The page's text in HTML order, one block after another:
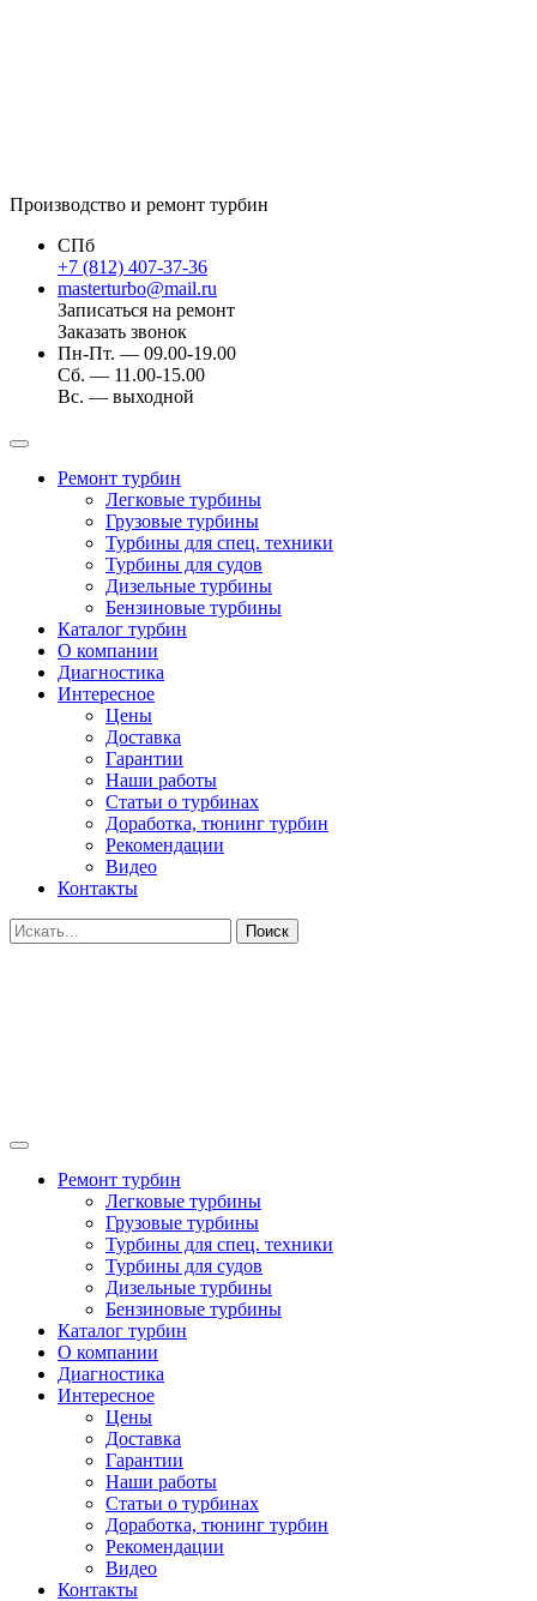
Производство и ремонт турбин
СПб
+7 (812) 407-37-36
masterturbo@mail.ru
Записаться на ремонт
Заказать звонок
Пн-Пт. — 09.00-19.00
Сб. — 11.00-15.00
Вс. — выходной
Ремонт турбин
Легковые турбины
Грузовые турбины
Турбины для спец. техники
Турбины для судов
Дизельные турбины
Бензиновые турбины
Каталог турбин
О компании
Диагностика
Интересное
Цены
Доставка
Гарантии
Наши работы
Статьи о турбинах
Доработка, тюнинг турбин
Рекомендации
Видео
Контакты
Поиск
Ремонт турбин
Легковые турбины
Грузовые турбины
Турбины для спец. техники
Турбины для судов
Дизельные турбины
Бензиновые турбины
Каталог турбин
О компании
Диагностика
Интересное
Цены
Доставка
Гарантии
Наши работы
Статьи о турбинах
Доработка, тюнинг турбин
Рекомендации
Видео
Контакты